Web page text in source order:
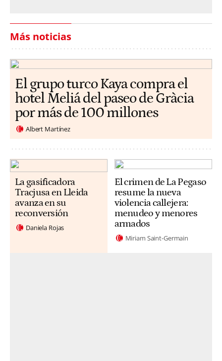
Más noticias
El grupo turco Kaya compra el
hotel Meliá del paseo de Gràcia
por más de 100 millones
Albert Martínez
La gasificadora
Tracjusa en Lleida
avanza en su
reconversión
Daniela Rojas
El crimen de La Pegaso
resume la nueva
violencia callejera:
menudeo y menores
armados
Miriam Saint-Germain